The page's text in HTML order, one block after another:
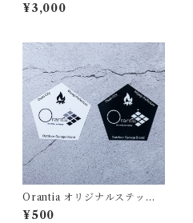
¥3,000
Orantia オリジナルステッカ
ー：ペンタゴン
¥500